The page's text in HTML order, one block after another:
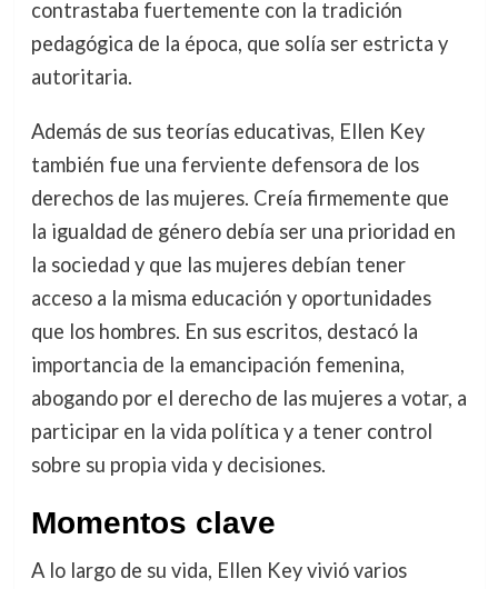
contrastaba fuertemente con la tradición
pedagógica de la época, que solía ser estricta y
autoritaria.
Además de sus teorías educativas, Ellen Key
también fue una ferviente defensora de los
derechos de las mujeres. Creía firmemente que
la igualdad de género debía ser una prioridad en
la sociedad y que las mujeres debían tener
acceso a la misma educación y oportunidades
que los hombres. En sus escritos, destacó la
importancia de la emancipación femenina,
abogando por el derecho de las mujeres a votar, a
participar en la vida política y a tener control
sobre su propia vida y decisiones.
Momentos clave
A lo largo de su vida, Ellen Key vivió varios